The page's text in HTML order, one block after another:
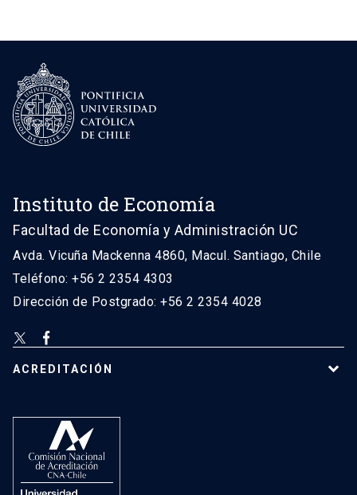
Instituto de Economía
Facultad de Economía y Administración UC
Avda. Vicuña Mackenna 4860, Macul. Santiago, Chile
Teléfono: +56 2 2354 4303
Dirección de Postgrado: +56 2 2354 4028
ACREDITACIÓN